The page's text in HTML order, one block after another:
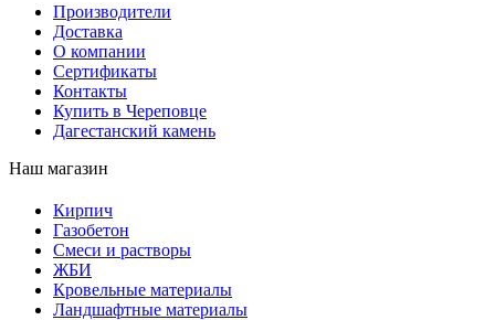
Производители
Доставка
О компании
Сертификаты
Контакты
Купить в Череповце
Дагестанский камень
Наш магазин
Кирпич
Газобетон
Cмеси и растворы
ЖБИ
Кровельные материалы
Ландшафтные материалы